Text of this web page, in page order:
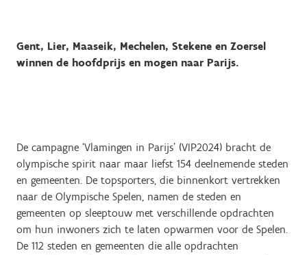
Gent, Lier, Maaseik, Mechelen, Stekene en Zoersel
winnen de hoofdprijs en mogen naar Parijs.
De campagne ‘Vlamingen in Parijs’ (VIP2024) bracht de
olympische spirit naar maar liefst 154 deelnemende steden
en gemeenten. De topsporters, die binnenkort vertrekken
naar de Olympische Spelen, namen de steden en
gemeenten op sleeptouw met verschillende opdrachten
om hun inwoners zich te laten opwarmen voor de Spelen.
De 112 steden en gemeenten die alle opdrachten